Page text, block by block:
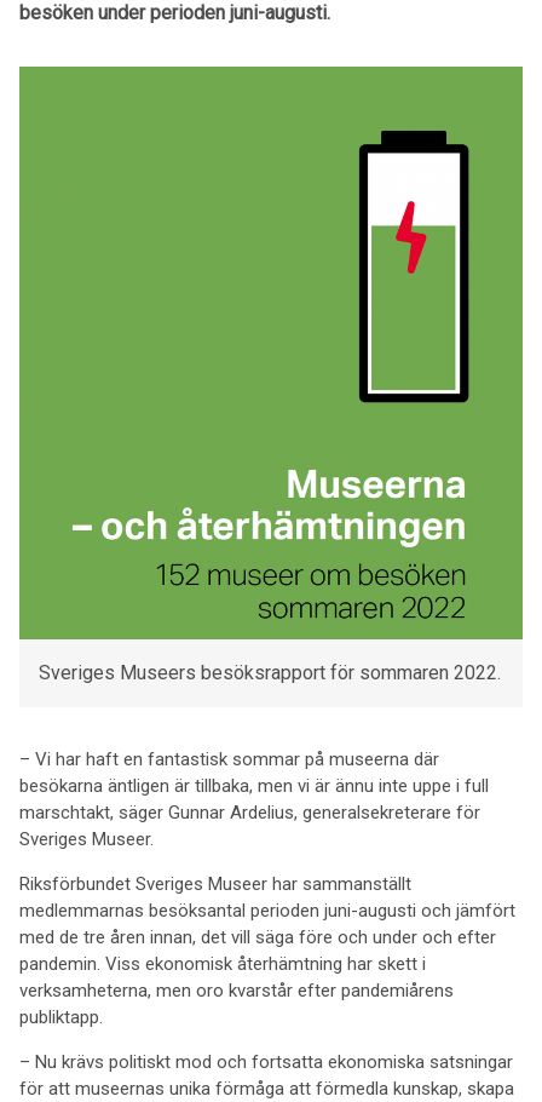
besöken under perioden juni-augusti.
Sveriges Museers besöksrapport för sommaren 2022.
– Vi har haft en fantastisk sommar på museerna där
besökarna äntligen är tillbaka, men vi är ännu inte uppe i full
marschtakt, säger Gunnar Ardelius, generalsekreterare för
Sveriges Museer.
Riksförbundet Sveriges Museer har sammanställt
medlemmarnas besöksantal perioden juni-augusti och jämfört
med de tre åren innan, det vill säga före och under och efter
pandemin. Viss ekonomisk återhämtning har skett i
verksamheterna, men oro kvarstår efter pandemiårens
publiktapp.
– Nu krävs politiskt mod och fortsatta ekonomiska satsningar
för att museernas unika förmåga att förmedla kunskap, skapa